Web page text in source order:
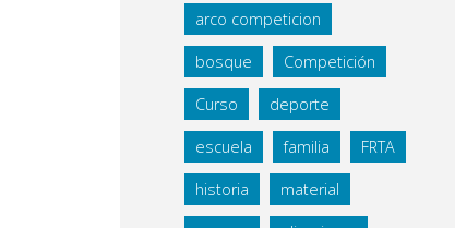
arco competicion
bosque Competición
Curso deporte
escuela familia FRTA
historia material